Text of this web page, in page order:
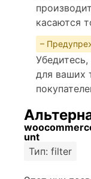
касаются
–
для ваших
unt
Тип: filter